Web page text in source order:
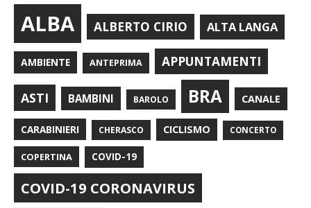
ALBA ALBERTO CIRIO ALTA LANGA
AMBIENTE ANTEPRIMA APPUNTAMENTI
ASTI BAMBINI BAROLO BRA CANALE
CARABINIERI CHERASCO CICLISMO CONCERTO
COPERTINA COVID-19
COVID-19 CORONAVIRUS